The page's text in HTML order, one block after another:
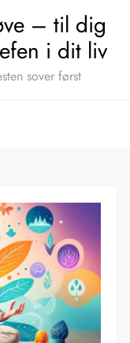
– til dig
i dit liv
sover først